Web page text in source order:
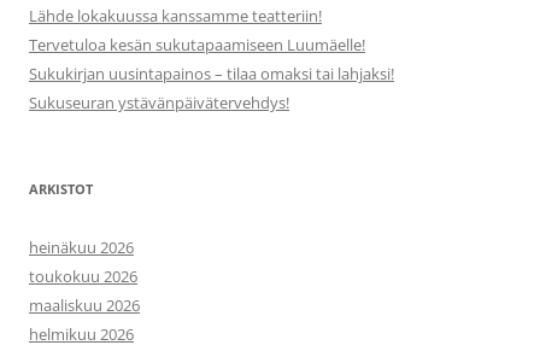
Lähde lokakuussa kanssamme teatteriin!
Tervetuloa kesän sukutapaamiseen Luumäelle!
Sukukirjan uusintapainos – tilaa omaksi tai lahjaksi!
Sukuseuran ystävänpäivätervehdys!
ARKISTOT
heinäkuu 2026
toukokuu 2026
maaliskuu 2026
helmikuu 2026